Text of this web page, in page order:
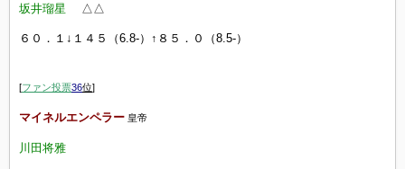
坂井瑠星 △△
６０．１↓１４５（6.8-）↑８５．０（8.5-）
[ファン投票36位]
マイネルエンペラー 皇帝
川田将雅